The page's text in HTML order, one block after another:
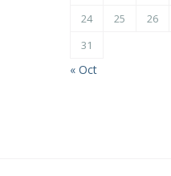
24
25 26
31
« Oct